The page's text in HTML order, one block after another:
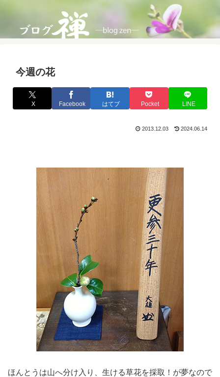
今週の花
X Facebook はてブ Pocket LINE
2013.12.03 2024.06.14
ほんとうは山へ分け入り、生ける草花を採取！が夢なので